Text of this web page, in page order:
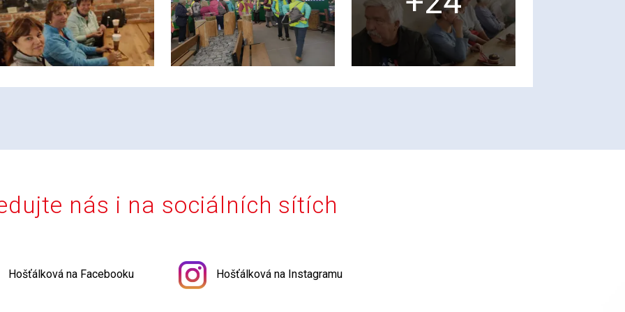
nás i na sociálních sítích
Hošťálková na Facebooku Hošťálková na Instagramu